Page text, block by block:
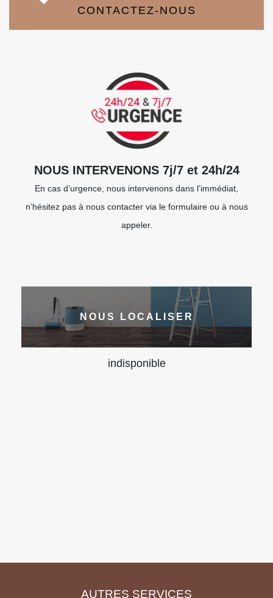
CONTACTEZ-NOUS
NOUS INTERVENONS 7j/7 et 24h/24
En cas d’urgence, nous intervenons dans l’immédiat,
n’hésitez pas à nous contacter via le formulaire ou à nous
appeler.
NOUS LOCALISER
indisponible
AUTRES SERVICES